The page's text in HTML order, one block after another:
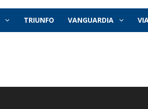
La
Nación
TRIUNFO VANGUARDIA